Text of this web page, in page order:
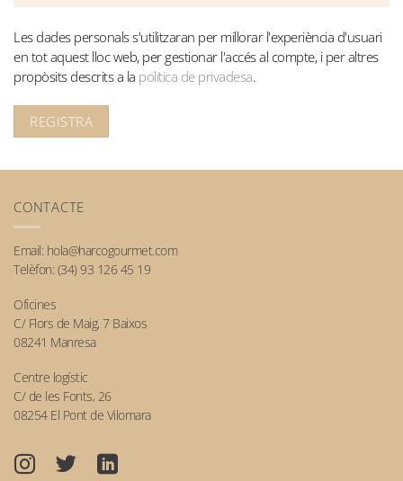
Les dades personals s'utilitzaran per millorar l'experiència d'usuari
en tot aquest lloc web, per gestionar l'accés al compte, i per altres
propòsits descrits a la política de privadesa.
REGISTRA
CONTACTE
Email: hola@harcogourmet.com
Telèfon: (34) 93 126 45 19
Oficines
C/ Flors de Maig, 7 Baixos
08241 Manresa
Centre logístic
C/ de les Fonts, 26
08254 El Pont de Vilomara